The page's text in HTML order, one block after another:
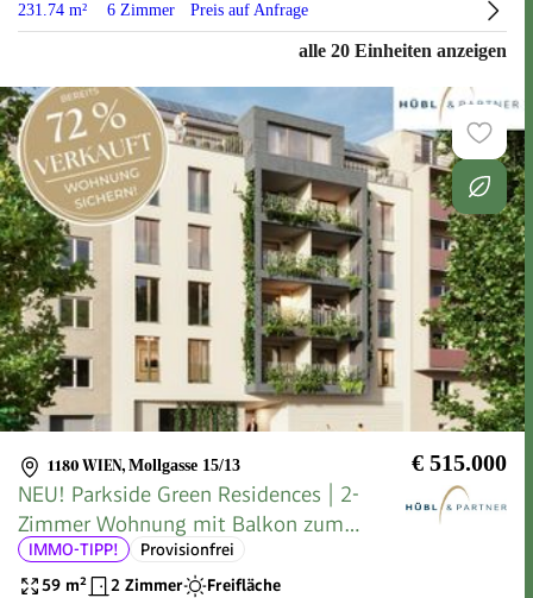
231.74 m² 6 Zimmer Preis auf Anfrage
alle 20 Einheiten anzeigen
1180 WIEN, Mollgasse 15/13 € 515.000
NEU! Parkside Green Residences | 2-
Zimmer Wohnung mit Balkon zum
Innenhof | Wohnen am Park
IMMO-TIPP!
Provisionfrei
59 m² 2 Zimmer Freifläche